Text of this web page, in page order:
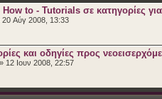
to - Tutorials σε κατηγορίες
20 Αύγ 2008, 13:33
και οδηγίες προς
» 12 Ιουν 2008, 22:57